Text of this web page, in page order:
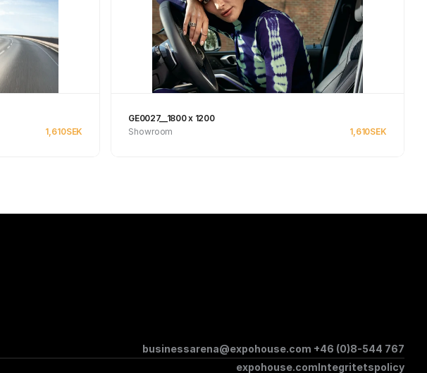
1,610SEK
GE0027__1800 x 1200
Showroom
1,610SEK
businessarena@expohouse.com +46 (0)8-544 767
expohouse.comIntegritetspolicy